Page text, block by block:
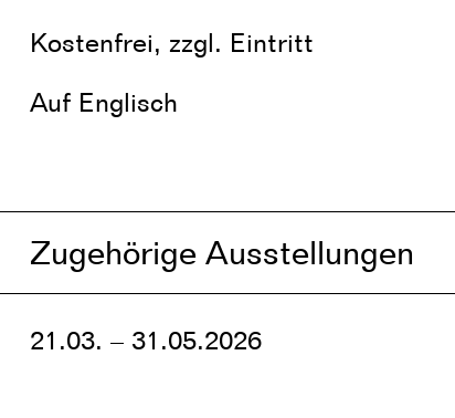
Kostenfrei, zzgl. Eintritt
Auf Englisch
Zugehörige Ausstellungen
21.03. – 31.05.2026